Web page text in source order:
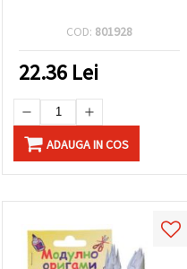
COD: 801928
22.36 Lei
ADAUGA IN COS